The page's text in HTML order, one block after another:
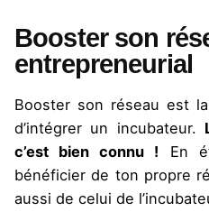
Booster son
entrepreneurial
Booster son réseau est
d’intégrer un incubateur.
c’est bien connu ! En
bénéficier de ton propre
aussi de celui de